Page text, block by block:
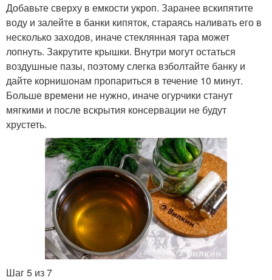
Добавьте сверху в емкости укроп. Заранее вскипятите
воду и залейте в банки кипяток, стараясь наливать его в
несколько заходов, иначе стеклянная тара может
лопнуть. Закрутите крышки. Внутри могут остаться
воздушные пазы, поэтому слегка взболтайте банку и
дайте корнишонам пропариться в течение 10 минут.
Больше времени не нужно, иначе огурчики станут
мягкими и после вскрытия консервации не будут
хрустеть.
Шаг 5 из 7